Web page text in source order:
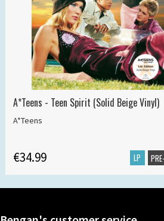
A*Teens - Teen Spirit (Solid Beige Vinyl)
A*Teens
€34.99 LP